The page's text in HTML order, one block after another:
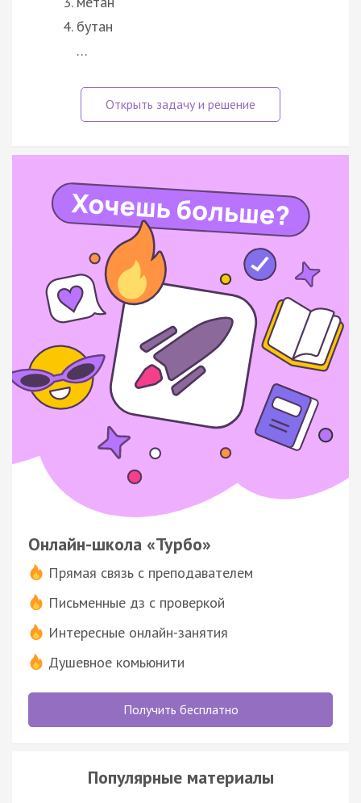
бутан
…
Онлайн-школа «Турбо»
Прямая связь с преподавателем
Письменные дз с проверкой
Интересные онлайн-занятия
Душевное комьюнити
Получить бесплатно
Популярные материалы